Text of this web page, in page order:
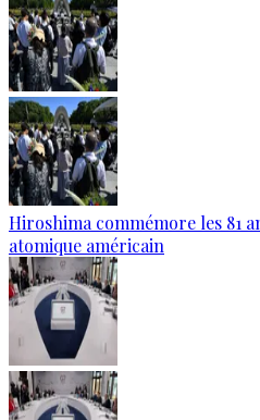
Hiroshima commémore les 81
atomique américain